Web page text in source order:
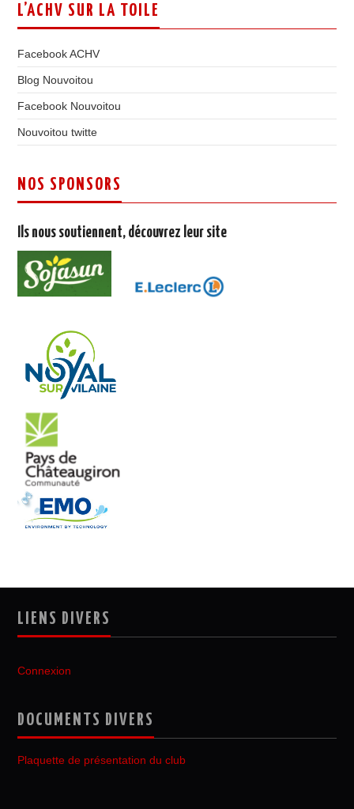
L’ACHV SUR LA TOILE
Facebook ACHV
Blog Nouvoitou
Facebook Nouvoitou
Nouvoitou twitte
NOS SPONSORS
Ils nous soutiennent, découvrez leur site
LIENS DIVERS
Connexion
DOCUMENTS DIVERS
Plaquette de présentation du club